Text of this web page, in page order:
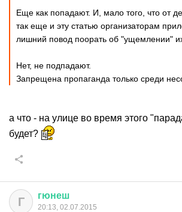
Еще как попадают. И, мало того, что от
так еще и эту статью организаторам
лишний повод поорать об "ущемлении"
Нет, не подпадают.
Запрещена пропаганда только среди
а что - на улице во время этого
будет?
Г гюнеш
20:13, 02.07.2015